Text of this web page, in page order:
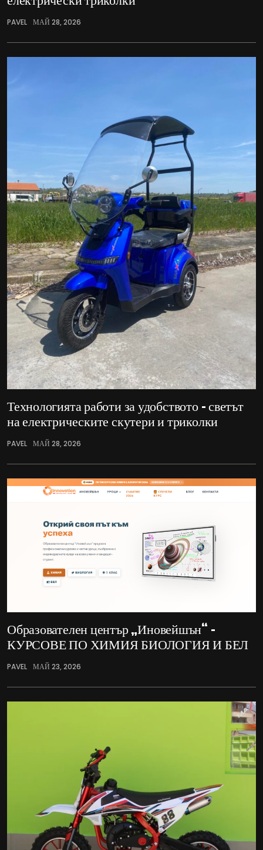
PAVEL МАЙ 28, 2026
Технологията работи за удобството – светът
на електрическите скутери и триколки
PAVEL МАЙ 28, 2026
Образователен център „Иновейшън“ –
КУРСОВЕ ПО ХИМИЯ БИОЛОГИЯ И БЕЛ
PAVEL МАЙ 23, 2026